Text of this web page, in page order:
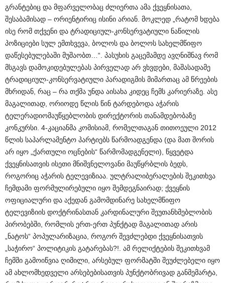
გრანტებიც და მფარველობაც ძლიერთა ამა ქვეყნისათა,
შესაბამისად – ორიენტირიც ისინი არიან. მოკლედ „რატომ ხდება
ისე რომ თქვენი და ტრადიციულ-კონსერვატიული ნაწილის
პოზიციები სულ ემთხვევა, ბოლოს და ბოლოს სახელმწიფო
დაწესებულებაში მუშაობთ…“. პასუხის გაცემამდე ავღნიშნავ რომ
მსგავს დამოკიდებულებას პირველად არ ვხვდები, მაშასადამე
ტრადიციულ-კონსერვატიული პარადიგმის მიმართაც ამ წრეების
მხრიდან, რაც – რა თქმა უნდა აისახა კიდეც ჩემს კარიერაზე. ასე
მაგალითად, ორიოდე წლის წინ ტარდებოდა აჭარის
ტელერადიომაუწყებლობის დირექტორის თანამდებობაზე
კონკურსი. 4-კაციანმა კომისიამ, რომელთაგან თითოეული 2012
წლის საპარლამენტო პარტიებს წარმოადგენდა (და მათ შორის
არ იყო „ქართული ოცნების“ წარმომადგენელი), წყვეტდა
ქვეყნისათვის ისეთი მნიშვნელოვანი მაუწყრბლის ბედს,
როგორიც აჭარის ტელევიზიაა. ულტრალიბერალების შეკითხვა
ჩემდამი ფორმულირებული იყო შემდეგნაირად; ქვეყნის
ოფიციალური და აქედან გამომდინარე სახელმწიფო
ტელევიზიის დოქტრინასთან კარდინალური შეუთანხმებლობის
პირობებში, რომლის ერთ-ერთ პუნქტად მაგალითად არის
„ნატოს“ პოპულარიზაცია, როგორ შევძლებდი ქვეყნისათვის
„საჭირო“ პოლიტიკის გატარებას?!. ამ რელიქტების შეკითხვამ
ჩემში გამოიწვია ღიმილი, არსებულ ფორმატში შეუძლებელი იყო
ამ ახლომხედველი არსებებისათვის პუნქტობრივად განმემარტა,